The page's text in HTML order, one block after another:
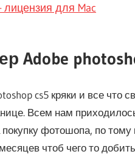
лицензия для Mac
Adobe
cs5 кряки и все что
Всем нам
покупку фотошопа, по
чтоб чего то